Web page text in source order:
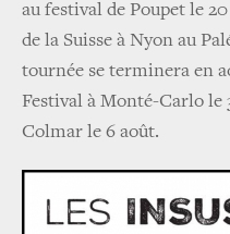
au festival de Poupet le
de la Suisse à Nyon au
tournée se terminera en
Festival à Monté-Carlo le
Colmar le 6 août.